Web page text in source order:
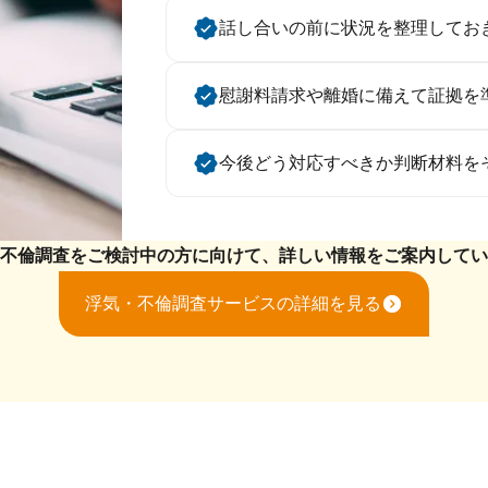
話し合いの前に状況を整理してお
慰謝料請求や離婚に備えて証拠を
今後どう対応すべきか判断材料を
倫調査をご検討中の方に向けて、 詳しい情報をご案内して
浮気・不倫調査サービスの詳細を見る